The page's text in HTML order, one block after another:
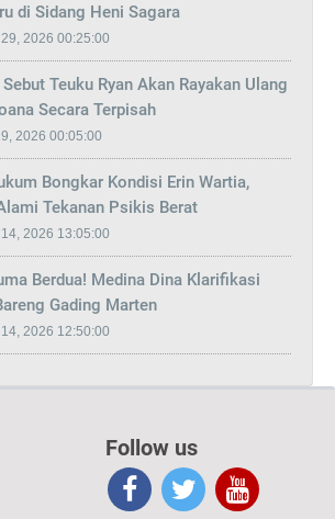
di Sidang Heni Sagara
2026 00:25:00
Teuku Ryan Akan Rayakan Ulang
Secara Terpisah
2026 00:05:00
Bongkar Kondisi Erin Wartia,
Tekanan Psikis Berat
2026 13:05:00
Berdua! Medina Dina Klarifikasi
Gading Marten
2026 12:50:00
Follow us